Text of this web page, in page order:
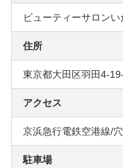
ビューティーサロンい
住所
東京都大田区羽田4-
アクセス
京浜急行電鉄空港線/
駐車場